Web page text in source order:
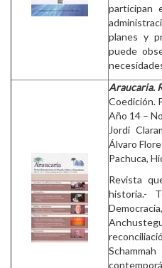
participan
planes y
puede
Araucaria.
Coedición.
Año 14 –
Jordi
Álvaro
Pachuca,
Revista
historia.-